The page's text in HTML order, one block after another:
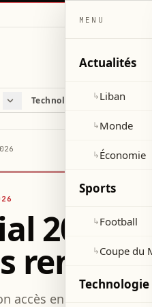
Technologie et sciences
2026 :
rendez-
accès en quarts de
MENU
Actualités
↳Liban
↳Monde
↳Économie
Sports
↳Football
↳Coupe du
Technologie